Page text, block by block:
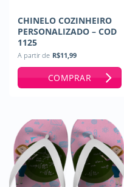
CHINELO COZINHEIRO
PERSONALIZADO – COD
1125
A partir de R$11,99
COMPRAR